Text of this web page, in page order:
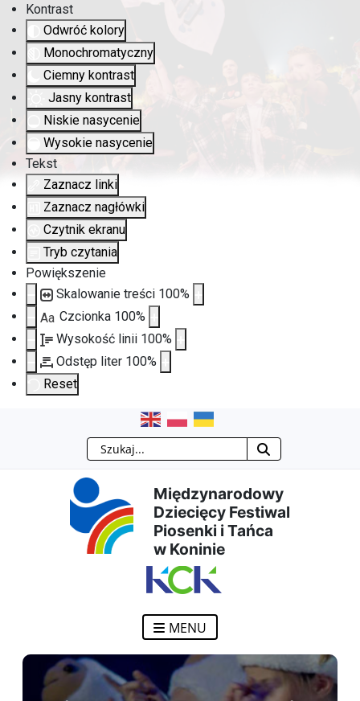
Kontrast
Odwróć kolory
Monochromatyczny
Ciemny kontrast
Jasny kontrast
Niskie nasycenie
Wysokie nasycenie
Tekst
Zaznacz linki
Zaznacz nagłówki
Czytnik ekranu
Tryb czytania
Powiększenie
Skalowanie treści 100%
Aa Czcionka 100%
Wysokość linii 100%
Odstęp liter 100%
Reset
Przejdź
treści
głównej
Przejdź
menu
nawigacyjnego
Przejdź
wyszukiwarki
Przejdź
mapy
strony
Szukaj
Międzynarodowy
Dziecięcy Festiwal
Piosenki i Tańca
w Koninie
MENU